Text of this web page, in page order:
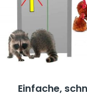
Einfache,